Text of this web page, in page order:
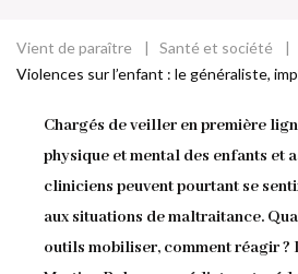
Fil
d'Ariane
Vient de paraître
Santé et société
Violences sur l’enfant : le généraliste,
Chargés de veiller en première
physique et mental des enfants et
cliniciens peuvent pourtant se
aux situations de maltraitance.
outils mobiliser, comment réagir ?